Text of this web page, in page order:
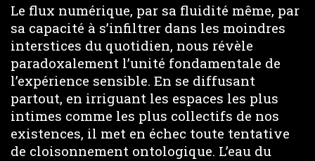
Le flux numérique, par sa fluidité même, par
sa capacité à s’infiltrer dans les moindres
interstices du quotidien, nous révèle
paradoxalement l’unité fondamentale de
l’expérience sensible. En se diffusant
partout, en irriguant les espaces les plus
intimes comme les plus collectifs de nos
existences, il met en échec toute tentative
de cloisonnement ontologique. L’eau du